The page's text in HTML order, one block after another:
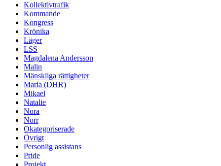
Kollektivtrafik
Kommande
Kongress
Krönika
Läger
LSS
Magdalena Andersson
Malin
Mänskliga rättigheter
Maria (DHR)
Mikael
Natalie
Nora
Norr
Okategoriserade
Övrigt
Personlig assistans
Pride
Projekt